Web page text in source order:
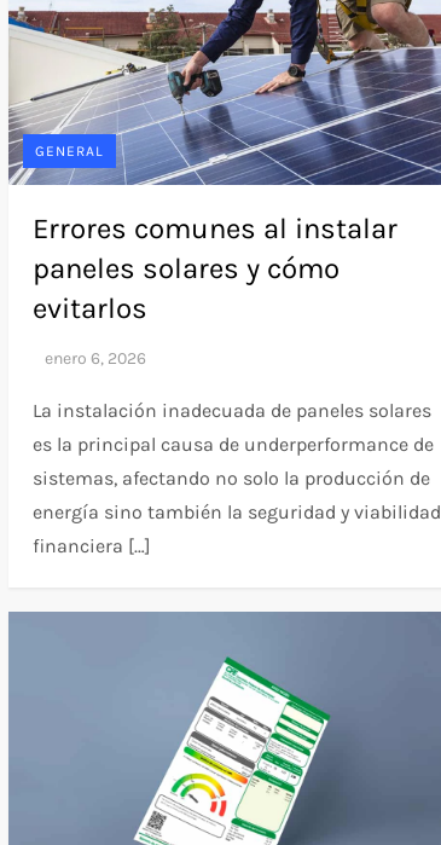
GENERAL
Errores comunes al instalar
paneles solares y cómo
evitarlos
La instalación inadecuada de paneles solares
es la principal causa de underperformance de
sistemas, afectando no solo la producción de
energía sino también la seguridad y viabilidad
financiera […]